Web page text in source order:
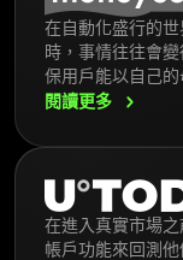
在自動化盛行的
時，事情往往會
保用戶能以自己的
閱讀更多
在進入真實市場
帳戶功能來回測